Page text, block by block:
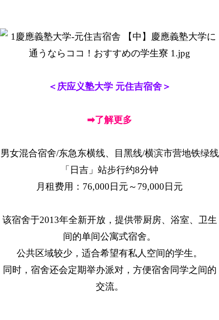
＜庆应义塾大学 元住吉宿舍＞
➡了解更多
男女混合宿舍/东急东横线、目黑线/横滨市营地铁绿线
「日吉」站步行约8分钟
月租费用：76,000日元～79,000日元
该宿舍于2013年全新开放，提供带厨房、浴室、卫生
间的单间公寓式宿舍。
公共区域较少，适合希望有私人空间的学生。
同时，宿舍还会定期举办派对，方便宿舍同学之间的
交流。